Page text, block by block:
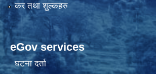
कर तथा शुल्कहरु
eGov services
घटना दर्ता